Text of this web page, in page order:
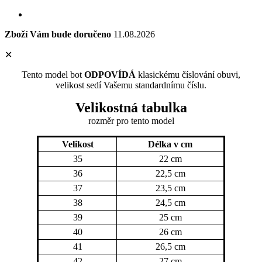
Zboží Vám bude doručeno 11.08.2026
✕
Tento model bot ODPOVÍDÁ klasickému číslování obuvi,
velikost sedí Vašemu standardnímu číslu.
Velikostná tabulka
rozměrpro tento model
Velikost
Délka v cm
35
22 cm
36
22,5 cm
37
23,5 cm
38
24,5 cm
39
25 cm
40
26 cm
41
26,5 cm